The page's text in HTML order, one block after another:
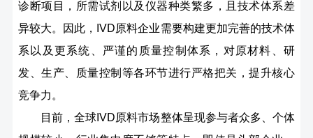
诊断项目，所需试剂以及仪器种类繁多，且技术体系差
异较大。因此，IVD原料企业需要构建更加完善的技术体
系以及更系统、严谨的质量控制体系，对原材料、研
发、生产、质量控制等各环节进行严格把关，提升核心
竞争力。
目前，全球IVD原料市场整体呈现参与者众多、个体